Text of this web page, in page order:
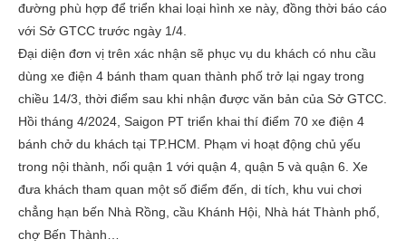
đường phù hợp để triển khai loại hình xe này, đồng thời báo cáo
với Sở GTCC trước ngày 1/4.
Đại diện đơn vị trên xác nhận sẽ phục vụ du khách có nhu cầu
dùng xe điện 4 bánh tham quan thành phố trở lại ngay trong
chiều 14/3, thời điểm sau khi nhận được văn bản của Sở GTCC.
Hồi tháng 4/2024, Saigon PT triển khai thí điểm 70 xe điện 4
bánh chở du khách tại TP.HCM. Phạm vi hoạt động chủ yếu
trong nội thành, nối quận 1 với quận 4, quận 5 và quận 6. Xe
đưa khách tham quan một số điểm đến, di tích, khu vui chơi
chẳng hạn bến Nhà Rồng, cầu Khánh Hội, Nhà hát Thành phố,
chợ Bến Thành…